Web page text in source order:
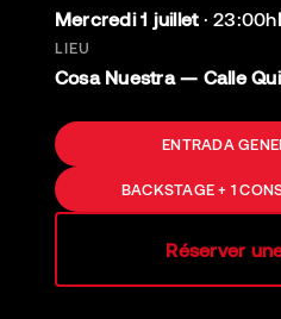
Mercredi 1 juillet·23:00h
LIEU
Cosa Nuestra — Calle
ENTRADA
BACKSTAGE + 1
Réserver